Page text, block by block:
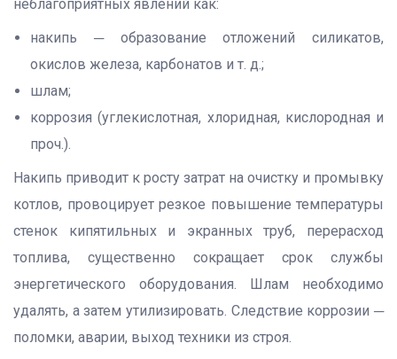
неблагоприятных явлений как:
накипь ─ образование отложений силикатов,
окислов железа, карбонатов и т. д.;
шлам;
коррозия (углекислотная, хлоридная, кислородная и
проч.).
Накипь приводит к росту затрат на очистку и промывку
котлов, провоцирует резкое повышение температуры
стенок кипятильных и экранных труб, перерасход
топлива, существенно сокращает срок службы
энергетического оборудования. Шлам необходимо
удалять, а затем утилизировать. Следствие коррозии ─
поломки, аварии, выход техники из строя.